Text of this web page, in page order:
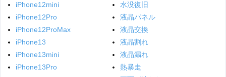
iPhone12mini
iPhone12Pro
iPhone12ProMax
iPhone13
iPhone13mini
iPhone13Pro
水没復旧
液晶パネル
液晶交換
液晶割れ
液晶漏れ
熱暴走